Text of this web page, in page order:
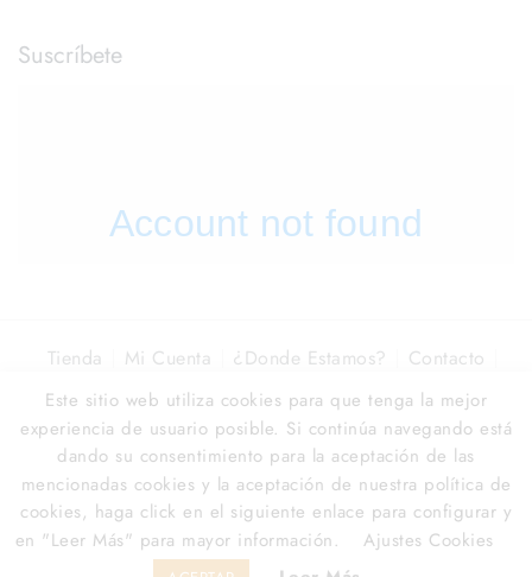
Suscríbete
Tienda Mi Cuenta ¿Donde Estamos?
Contacto
Óptica La Colonia
© 2026Óptica La Colonia
Flow Agency › Marbella Dev
Web, IA & Marketing
Digital
Este sitio web utiliza cookies para que tenga la mejor
experiencia de usuario posible. Si continúa navegando está
dando su consentimiento para la aceptación de las
mencionadas cookies y la aceptación de nuestra política de
cookies, haga click en el siguiente enlace para configurar y
en "Leer Más" para mayor información.
Ajustes Cookies